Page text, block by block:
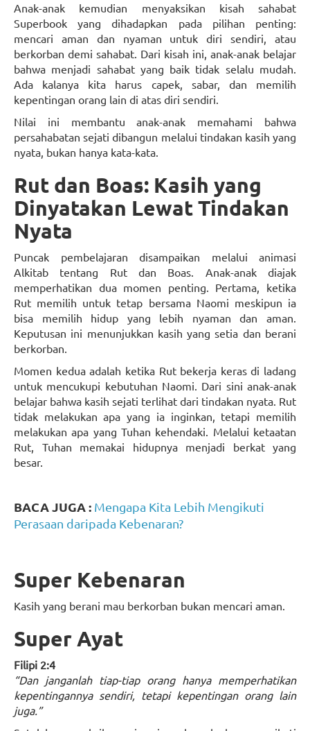
Anak-anak kemudian menyaksikan kisah sahabat
Superbook yang dihadapkan pada pilihan penting:
mencari aman dan nyaman untuk diri sendiri, atau
berkorban demi sahabat. Dari kisah ini, anak-anak belajar
bahwa menjadi sahabat yang baik tidak selalu mudah.
Ada kalanya kita harus capek, sabar, dan memilih
kepentingan orang lain di atas diri sendiri.
Nilai ini membantu anak-anak memahami bahwa
persahabatan sejati dibangun melalui tindakan kasih yang
nyata, bukan hanya kata-kata.
Rut dan Boas: Kasih yang
Dinyatakan Lewat Tindakan
Nyata
Puncak pembelajaran disampaikan melalui animasi
Alkitab tentang Rut dan Boas. Anak-anak diajak
memperhatikan dua momen penting. Pertama, ketika
Rut memilih untuk tetap bersama Naomi meskipun ia
bisa memilih hidup yang lebih nyaman dan aman.
Keputusan ini menunjukkan kasih yang setia dan berani
berkorban.
Momen kedua adalah ketika Rut bekerja keras di ladang
untuk mencukupi kebutuhan Naomi. Dari sini anak-anak
belajar bahwa kasih sejati terlihat dari tindakan nyata. Rut
tidak melakukan apa yang ia inginkan, tetapi memilih
melakukan apa yang Tuhan kehendaki. Melalui ketaatan
Rut, Tuhan memakai hidupnya menjadi berkat yang
besar.
BACA JUGA : Mengapa Kita Lebih Mengikuti
Perasaan daripada Kebenaran?
Super Kebenaran
Kasih yang berani mau berkorban bukan mencari aman.
Super Ayat
Filipi 2:4
“Dan janganlah tiap-tiap orang hanya memperhatikan
kepentingannya sendiri, tetapi kepentingan orang lain
juga.”